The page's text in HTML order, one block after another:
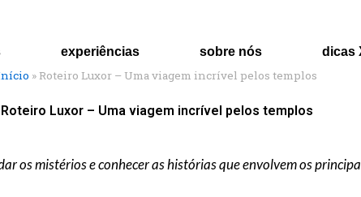
experiências sobre nós dicas
»Roteiro Luxor – Uma viagem incrível pelos templos
Roteiro Luxor – Uma viagem incrível pelos templos
os mistérios e conhecer as histórias que envolvem os